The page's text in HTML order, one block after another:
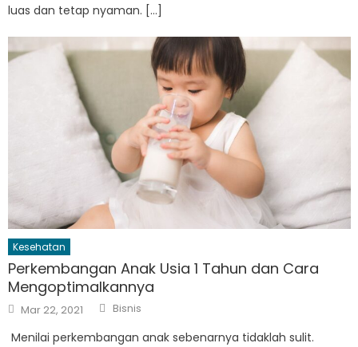
luas dan tetap nyaman. […]
Kesehatan
Perkembangan Anak Usia 1 Tahun dan Cara
Mengoptimalkannya
Posted
on
Mar 22, 2021 Author
Bisnis
Menilai perkembangan anak sebenarnya tidaklah sulit.